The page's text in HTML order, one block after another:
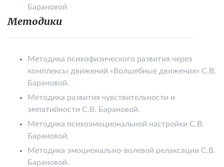
Барановой
Методики
Методика психофизического развития через
комплексы движений «Волшебные движения» С.В.
Барановой.
Методика развития чувствительности и
эмпатийности С.В. Барановой.
Методика психоэмоциональной настройки С.В.
Барановой.
Методика эмоционально-волевой релаксации С.В.
Барановой.